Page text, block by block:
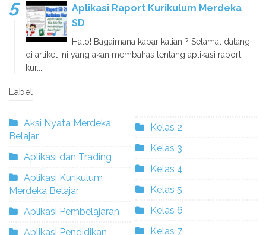
Aplikasi Raport Kurikulum Merdeka
SD
Halo! Bagaimana kabar kalian ? Selamat datang
di artikel ini yang akan membahas tentang aplikasi raport
kur...
Label
Aksi Nyata Merdeka
Belajar
Aplikasi dan Trading
Aplikasi Kurikulum
Merdeka Belajar
Aplikasi Pembelajaran
Aplikasi Pendidikan
Kelas 2
Kelas 3
Kelas 4
Kelas 5
Kelas 6
Kelas 7